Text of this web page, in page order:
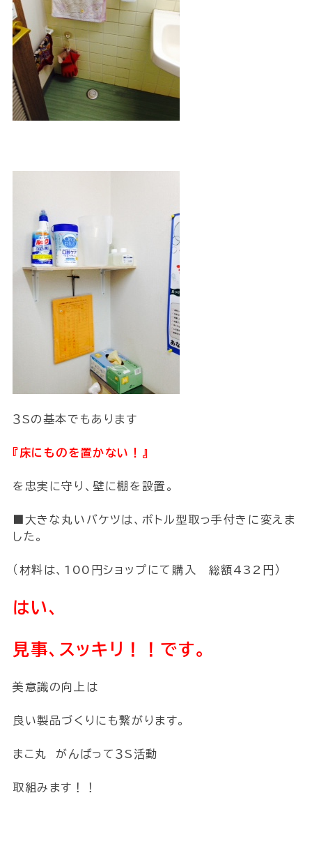
３Sの基本でもあります
『床にものを置かない！』
を忠実に守り、壁に棚を設置。
■大きな丸いバケツは、ボトル型取っ手付きに変えま
した。
（材料は、100円ショップにて購入 総額432円）
はい、
見事、スッキリ！！です。
美意識の向上は
良い製品づくりにも繋がります。
まこ丸 がんばって３S活動
取組みます！！